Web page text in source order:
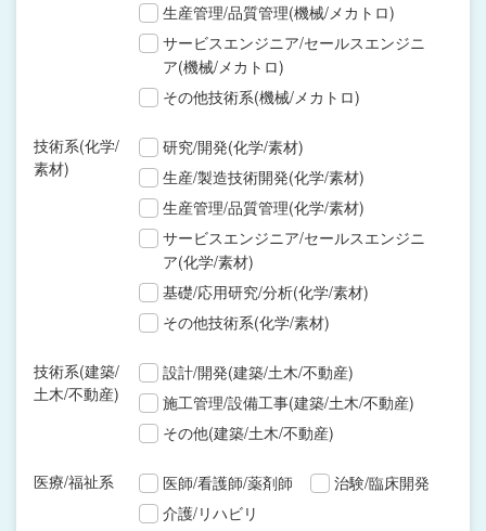
生産管理/品質管理(機械/メカトロ)
サービスエンジニア/セールスエンジニ
ア(機械/メカトロ)
その他技術系(機械/メカトロ)
技術系(化学/
素材)
研究/開発(化学/素材)
生産/製造技術開発(化学/素材)
生産管理/品質管理(化学/素材)
サービスエンジニア/セールスエンジニ
ア(化学/素材)
基礎/応用研究/分析(化学/素材)
その他技術系(化学/素材)
技術系(建築/
土木/不動産)
設計/開発(建築/土木/不動産)
施工管理/設備工事(建築/土木/不動産)
その他(建築/土木/不動産)
医療/福祉系 医師/看護師/薬剤師
治験/臨床開発
介護/リハビリ